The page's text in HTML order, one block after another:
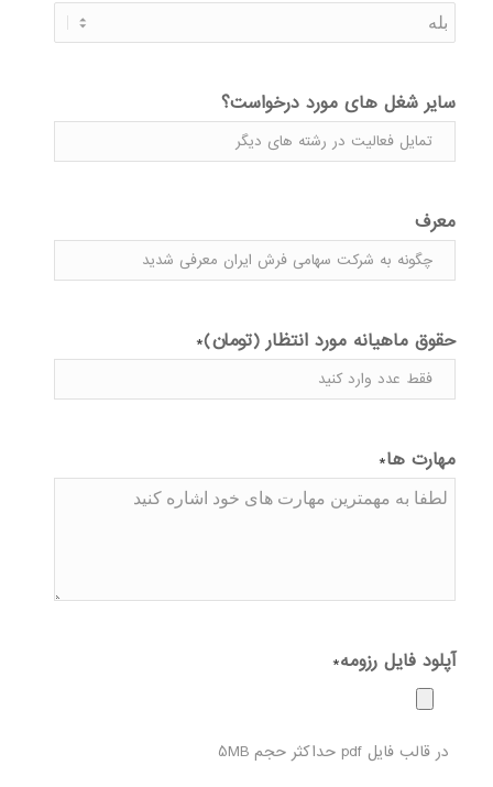
سایر شغل های مورد درخواست؟
معرف
حقوق ماهیانه مورد انتظار (تومان)*
مهارت ها*
آپلود فایل رزومه*
file
types:
در قالب فایل pdf حداکثر حجم 5MB